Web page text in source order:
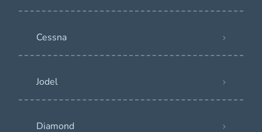
Cessna
Jodel
Diamond